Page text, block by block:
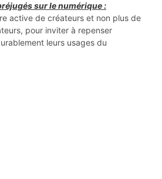
sur le numérique :
active de créateurs et non plus de
pour inviter à repenser
leurs usages du